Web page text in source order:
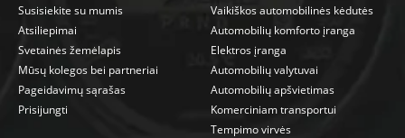
Susisiekite su mumis
Atsiliepimai
Svetainės žemėlapis
Mūsų kolegos bei partneriai
Pageidavimų sąrašas
Prisijungti
Vaikiškos automobilinės kėdutės
Automobilių komforto įranga
Elektros įranga
Automobilių valytuvai
Automobilių apšvietimas
Komerciniam transportui
Tempimo virvės